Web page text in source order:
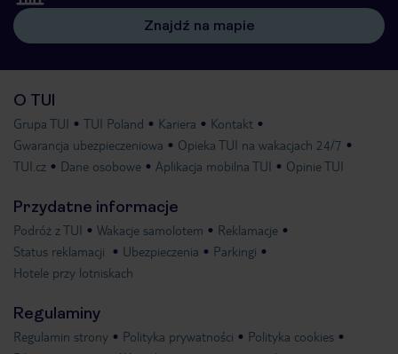
Znajdź na mapie
O TUI
Grupa TUI TUI Poland Kariera
Kontakt
Gwarancja ubezpieczeniowa
Opieka TUI na wakacjach 24/7
TUI.cz
Dane osobowe Aplikacja mobilna TUI Opinie TUI
Przydatne informacje
Podróż z TUI Wakacje samolotem
Reklamacje
Status reklamacji
Ubezpieczenia
Parkingi
Hotele przy lotniskach
Regulaminy
Regulamin strony Polityka prywatności
Polityka cookies